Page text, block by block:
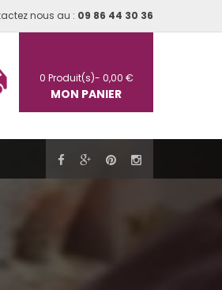
nous au : 09 86 44 30 36
0 Produit(s)- 0,00 €
MON PANIER